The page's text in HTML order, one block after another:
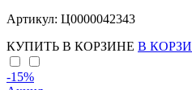
Артикул: Ц0000042343
КУПИТЬ В КОРЗИНЕ В
-15%